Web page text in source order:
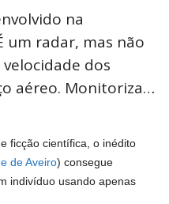
na
um radar, mas não
dos
aéreo. Monitoriza…
ficção científica, o inédito
de Aveiro) consegue
indivíduo usando apenas